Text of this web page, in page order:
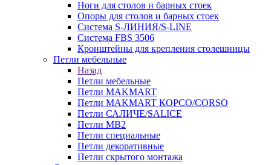
Ноги для столов и барных стоек
Опоры для столов и барных стоек
Система S-ЛИНИЯ/S-LINE
Система FBS 3506
Кронштейны для крепления столешницы
Петли мебельные
Назад
Петли мебельные
Петли MAKMART
Петли MAKMART КОРСО/CORSO
Петли САЛИЧЕ/SALICE
Петли MB2
Петли специальные
Петли декоративные
Петли скрытого монтажа